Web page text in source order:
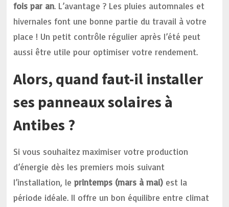
fois par an. L’avantage ? Les pluies automnales et
hivernales font une bonne partie du travail à votre
place ! Un petit contrôle régulier après l’été peut
aussi être utile pour optimiser votre rendement.
Alors, quand faut-il installer
ses panneaux solaires à
Antibes ?
Si vous souhaitez maximiser votre production
d’énergie dès les premiers mois suivant
l’installation, leprintemps (mars à mai) est la
période idéale. Il offre un bon équilibre entre climat